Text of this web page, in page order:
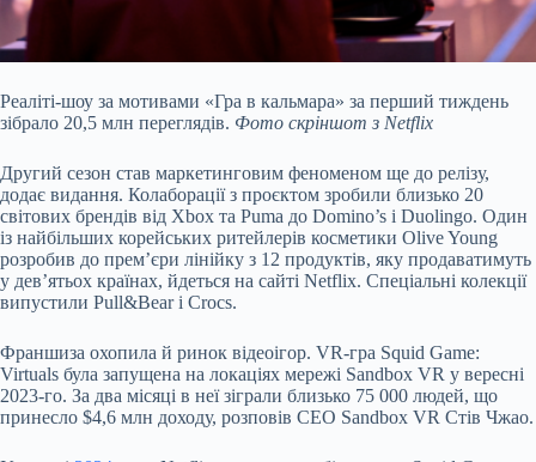
Реаліті-шоу за мотивами «Гра в кальмара» за перший тиждень
зібрало 20,5 млн переглядів. Фото скріншот з Netflix
Другий сезон став маркетинговим феноменом ще до релізу,
додає видання. Колаборації з проєктом зробили близько 20
світових брендів від Xbox та Puma до Domino’s і Duolingo. Один
із найбільших корейських ритейлерів косметики Olive Young
розробив до прем’єри лінійку з 12 продуктів, яку продаватимуть
у дев’ятьох країнах, йдеться на сайті Netflix. Спеціальні колекції
випустили Pull&Bear і Crocs.
Франшиза охопила й ринок відеоігор. VR-гра Squid Game:
Virtuals була запущена на локаціях мережі Sandbox VR у вересні
2023-го. За два місяці в неї зіграли близько 75 000 людей, що
принесло $4,6 млн доходу, розповів СЕО Sandbox VR Стів Чжао.